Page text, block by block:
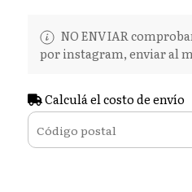
NO ENVIAR
por instagram, enviar al
Calculá el costo de envío